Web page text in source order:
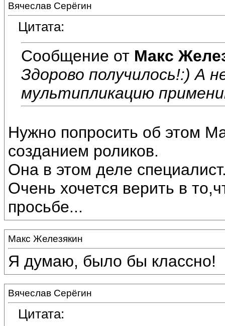
Вячеслав Серёгин
Цитата:
Сообщение от Макс
Здорово получилось!:) А
мультипликацию
Нужно попросить об этом
созданием роликов.
Она в этом деле
Очень хочется верить в
просьбе...
Макс Железякин
Я думаю, было бы классно!
Вячеслав Серёгин
Цитата: